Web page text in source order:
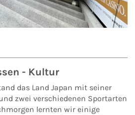
- Kultur
das Land Japan mit seiner
zwei verschiedenen Sportarten
lernten wir einige